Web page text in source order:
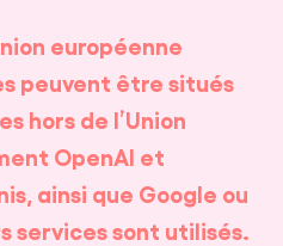
européenne
peuvent être situés
hors de l’Union
OpenAI et
ainsi que Google ou
services sont utilisés.